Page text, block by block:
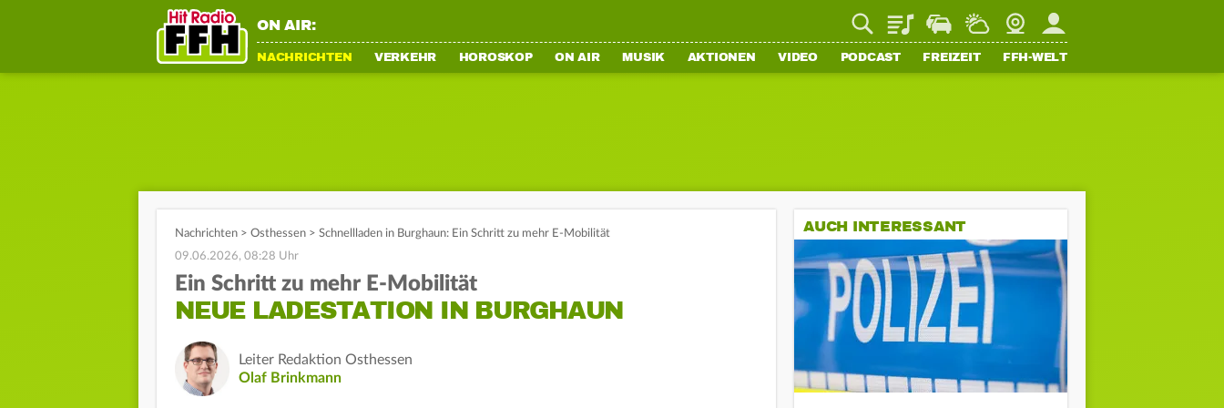
ON AIR: PlaylistStaupilotWetterWebcamMein FFH
NACHRICHTEN VERKEHR HOROSKOP ON AIR MUSIK AKTIONEN VIDEO PODCAST FREIZEIT FFH-WELT
Nachrichten > Osthessen > Schnellladen in Burghaun: Ein Schritt zu mehr E-Mobilität
09.06.2026, 08:28 Uhr
Ein Schritt zu mehr E-Mobilität
NEUE LADESTATION IN BURGHAUN
Leiter Redaktion Osthessen
Olaf Brinkmann
AUCH INTERESSANT